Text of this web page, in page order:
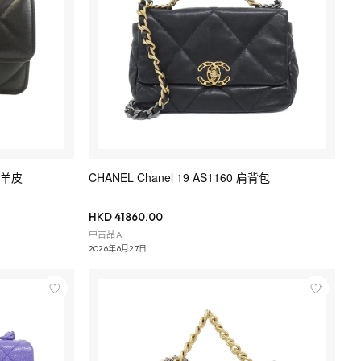
皮 CHANEL Chanel 19 AS1160 肩背包
HKD 41860.00
中古品A
2026年6月27日